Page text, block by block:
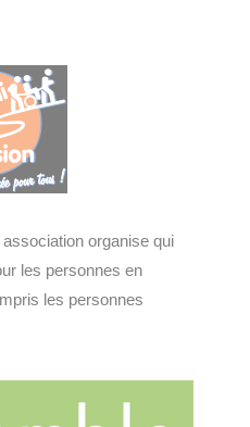
association organise qui
les personnes en
les personnes